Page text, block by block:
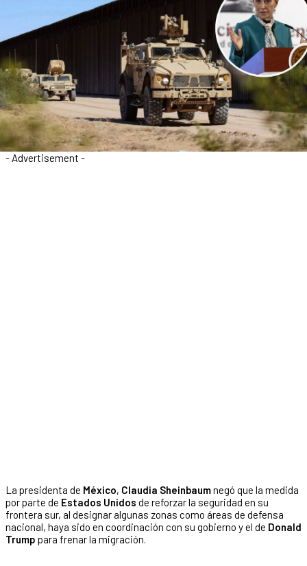
- Advertisement -
La presidenta de México, Claudia Sheinbaumnegó que la medida
por parte de Estados Unidos de reforzar la seguridad en su
frontera sur, al designar algunas zonas como áreas de defensa
nacional, haya sido en coordinación con su gobierno y el de Donald
Trump para frenar la migración.